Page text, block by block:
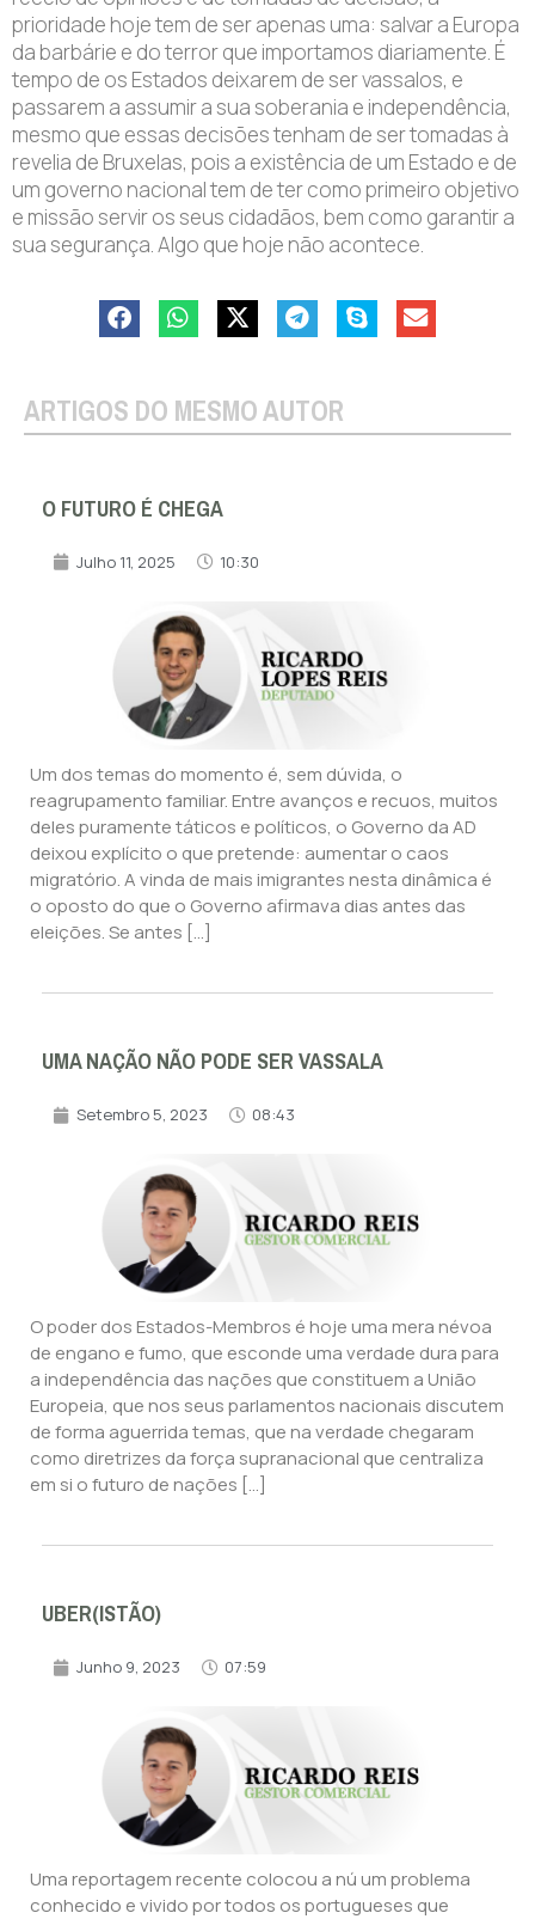
prioridade hoje tem de ser apenas uma: salvar a Europa
da barbárie e do terror que importamos diariamente. É
tempo de os Estados deixarem de ser vassalos, e
passarem a assumir a sua soberania e independência,
mesmo que essas decisões tenham de ser tomadas à
revelia de Bruxelas, pois a existência de um Estado e de
um governo nacional tem de ter como primeiro objetivo
e missão servir os seus cidadãos, bem como garantir a
sua segurança. Algo que hoje não acontece.
ARTIGOS DO MESMO AUTOR
O FUTURO É CHEGA
Julho 11, 2025 10:30
Um dos temas do momento é, sem dúvida, o
reagrupamento familiar. Entre avanços e recuos, muitos
deles puramente táticos e políticos, o Governo da AD
deixou explícito o que pretende: aumentar o caos
migratório. A vinda de mais imigrantes nesta dinâmica é
o oposto do que o Governo afirmava dias antes das
eleições. Se antes […]
UMA NAÇÃO NÃO PODE SER VASSALA
Setembro 5, 2023 08:43
O poder dos Estados-Membros é hoje uma mera névoa
de engano e fumo, que esconde uma verdade dura para
a independência das nações que constituem a União
Europeia, que nos seus parlamentos nacionais discutem
de forma aguerrida temas, que na verdade chegaram
como diretrizes da força supranacional que centraliza
em si o futuro de nações […]
UBER(ISTÃO)
Junho 9, 2023 07:59
Uma reportagem recente colocou a nú um problema
conhecido e vivido por todos os portugueses que